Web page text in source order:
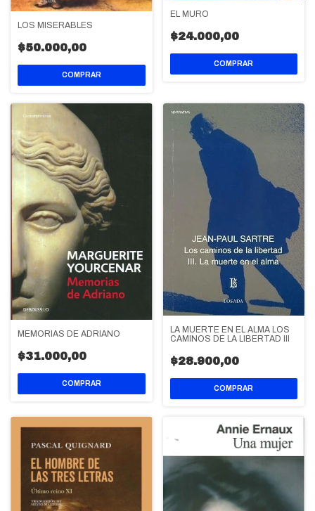
LOS MISERABLES
$50.000,00
EL MURO
$24.000,00
MEMORIAS DE ADRIANO
$31.000,00
LA MUERTE EN EL ALMA LOS
CAMINOS DE LA LIBERTAD III
$28.900,00